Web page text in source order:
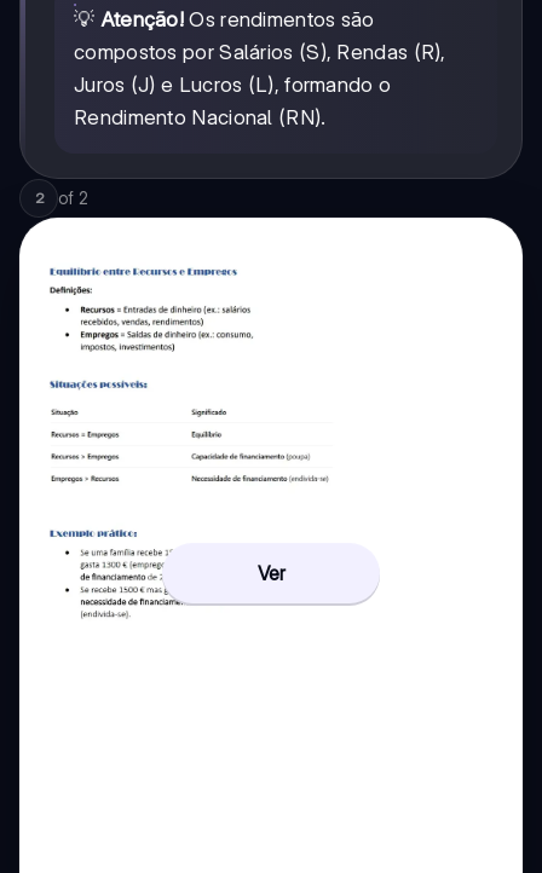
💡 Atenção! Os rendimentos são
compostos por Salários (S), Rendas (R),
Juros (J) e Lucros (L), formando o
Rendimento Nacional (RN).
2 of 2
Ver